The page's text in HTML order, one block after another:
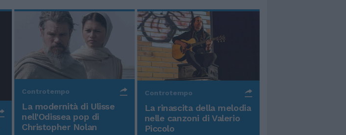
Controtempo
La modernità di Ulisse
nell'Odissea pop di
Christopher Nolan
Controtempo
La rinascita della melodia
nelle canzoni di Valerio
Piccolo